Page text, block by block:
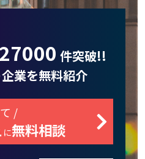
27000 件突破!!
業を無料紹介
/
に無料相談